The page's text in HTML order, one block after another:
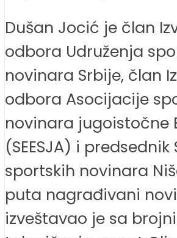
Dušan Jocić je član
odbora Udruženja
novinara Srbije, član
odbora Asocijacije
novinara jugoistočne
(SEESJA) i predsednik
sportskih novinara
puta nagrađivani
izveštavao je sa